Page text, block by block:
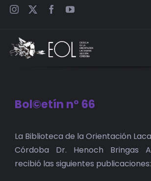
Saltar
Bol©etín n° 66
La Biblioteca de la Orientación
Córdoba Dr. Henoch Bringas
recibió las siguientes publicaciones: